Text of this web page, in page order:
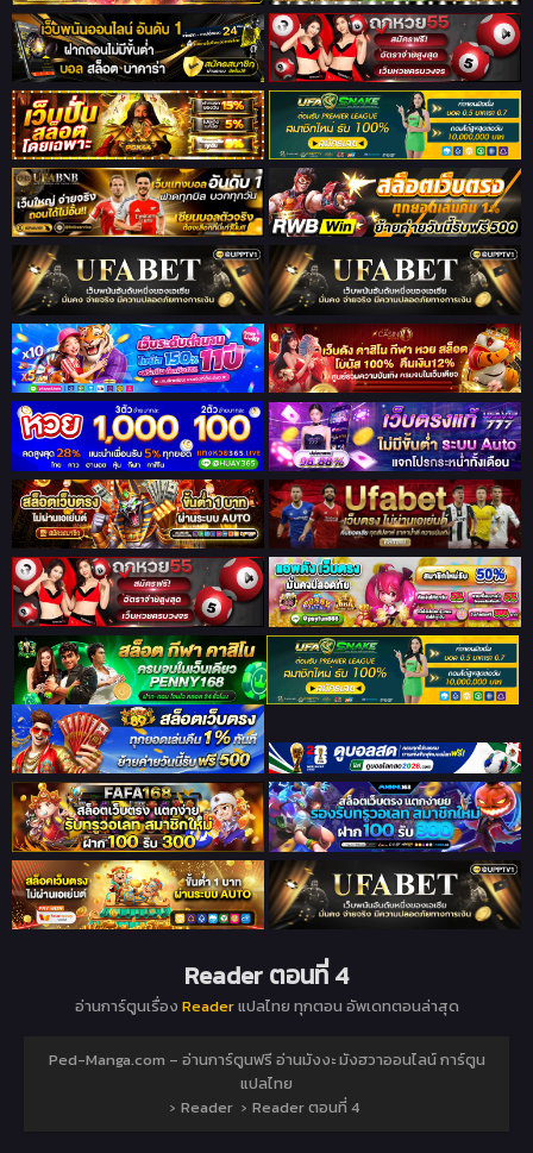
Reader ตอนที่ 4
อ่านการ์ตูนเรื่อง Readerแปลไทย ทุกตอน อัพเดทตอนล่าสุด
Ped-Manga.com – อ่านการ์ตูนฟรี อ่านมังงะ มังฮวาออนไลน์ การ์ตูน
แปลไทย
› Reader › Reader ตอนที่ 4